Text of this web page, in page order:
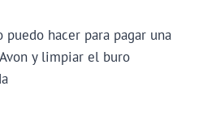
puedo hacer para pagar una
y limpiar el buro